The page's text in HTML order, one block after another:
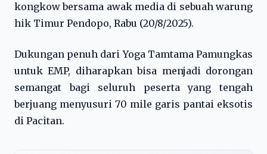
kongkow bersama awak media di sebuah warung
hik Timur Pendopo, Rabu (20/8/2025).
Dukungan penuh dari Yoga Tamtama Pamungkas
untuk EMP, diharapkan bisa menjadi dorongan
semangat bagi seluruh peserta yang tengah
berjuang menyusuri 70 mile garis pantai eksotis
di Pacitan.